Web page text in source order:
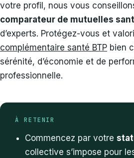
votre profil, nous vous
comparateur de mutuelles
d’experts. Protégez-vous et
complémentaire santé BTP bien
sérénité, d’économie et de
professionnelle.
À RETENIR
Commencez par votre
collective s’impose pour